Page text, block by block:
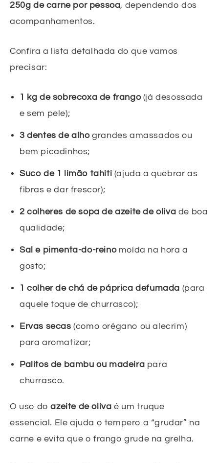
250g de carne por pessoa, dependendo dos
acompanhamentos.
Confira a lista detalhada do que vamos
precisar:
1 kg de sobrecoxa de frango(já desossada
e sem pele);
3 dentes de alhograndes amassados ou
bem picadinhos;
Suco de 1 limão tahiti (ajuda a quebrar as
fibras e dar frescor);
2 colheres de sopa de azeite de oliva de boa
qualidade;
Sal e pimenta-do-reinomoída na hora a
gosto;
1 colher de chá de páprica defumada (para
aquele toque de churrasco);
Ervas secas (como orégano ou alecrim)
para aromatizar;
Palitos de bambu ou madeira para
churrasco.
O uso doazeite de oliva é um truque
essencial. Ele ajuda o tempero a “grudar” na
carne e evita que o frango grude na grelha.